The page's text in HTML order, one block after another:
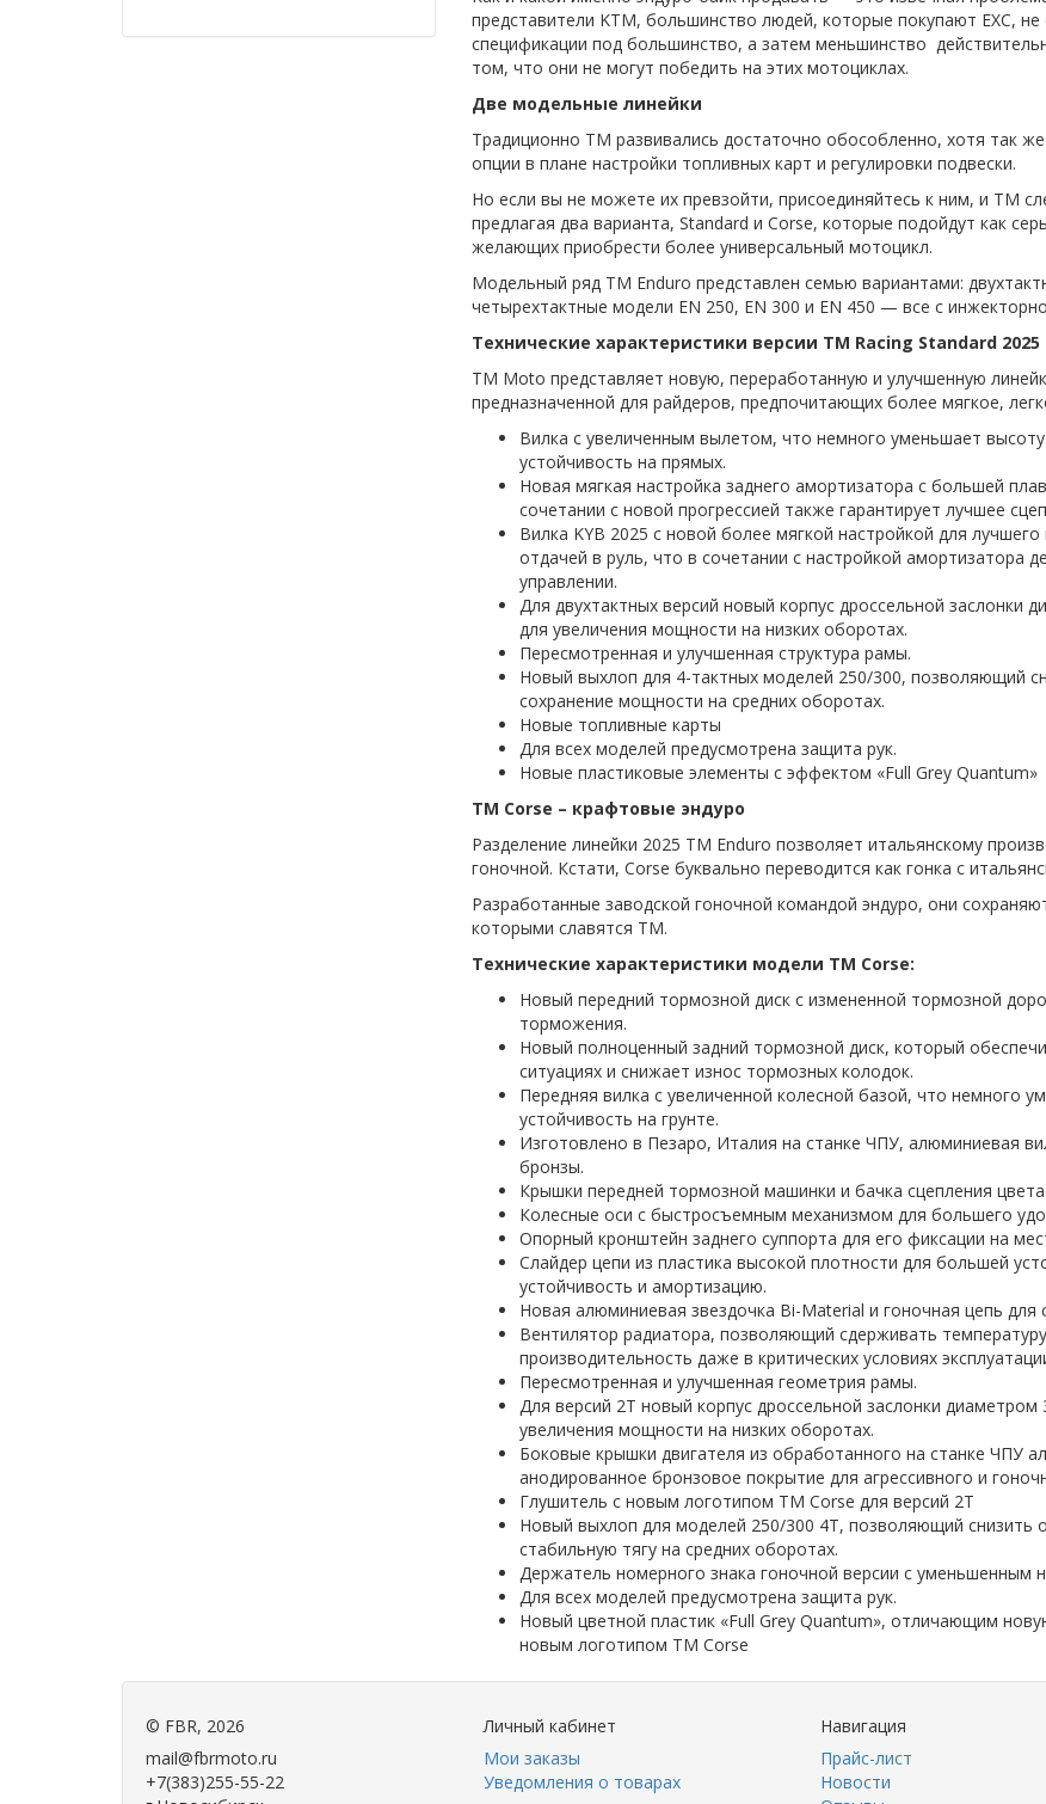
представители KTM, большинство людей, которые покупают EXC,
спецификации под большинство, а затем меньшинство
том, что они не могут победить на этих мотоциклах.
Две модельные линейки
Традиционно TM развивались достаточно обособленно, хотя так
опции в плане настройки топливных карт и регулировки подвески.
Но если вы не можете их превзойти, присоединяйтесь к ним, и TM
предлагая два варианта, Standard и Corse, которые подойдут как
желающих приобрести более универсальный мотоцикл.
Модельный ряд TM Enduro представлен семью вариантами:
четырехтактные модели EN 250, EN 300 и EN 450 — все с
Технические характеристики версии TM Racing Standard 2025
TM Moto представляет новую, переработанную и улучшенную
предназначенной для райдеров, предпочитающих более мягкое,
Вилка с увеличенным вылетом, что немного уменьшает
устойчивость на прямых.
Новая мягкая настройка заднего амортизатора с большей
сочетании с новой прогрессией также гарантирует лучшее
Вилка KYB 2025 с новой более мягкой настройкой для
отдачей в руль, что в сочетании с настройкой амортизатора
управлении.
Для двухтактных версий новый корпус дроссельной
для увеличения мощности на низких оборотах.
Пересмотренная и улучшенная структура рамы.
Новый выхлоп для 4-тактных моделей 250/300, позволяющий
сохранение мощности на средних оборотах.
Новые топливные карты
Для всех моделей предусмотрена защита рук.
Новые пластиковые элементы с эффектом «Full Grey Quantum»
TM Corse – крафтовые эндуро
Разделение линейки 2025 TM Enduro позволяет итальянскому
гоночной. Кстати, Corse буквально переводится как гонка с
Разработанные заводской гоночной командой эндуро, они
которыми славятся TM.
Технические характеристики модели TM Corse:
Новый передний тормозной диск с измененной тормозной
торможения.
Новый полноценный задний тормозной диск, который
ситуациях и снижает износ тормозных колодок.
Передняя вилка с увеличенной колесной базой, что немного
устойчивость на грунте.
Изготовлено в Пезаро, Италия на станке ЧПУ, алюминиевая
бронзы.
Крышки передней тормозной машинки и бачка сцепления
Колесные оси с быстросъемным механизмом для большего
Опорный кронштейн заднего суппорта для его фиксации на
Слайдер цепи из пластика высокой плотности для большей
устойчивость и амортизацию.
Новая алюминиевая звездочка Bi-Material и гоночная цепь для
Вентилятор радиатора, позволяющий сдерживать
производительность даже в критических условиях
Пересмотренная и улучшенная геометрия рамы.
Для версий 2T новый корпус дроссельной заслонки
увеличения мощности на низких оборотах.
Боковые крышки двигателя из обработанного на станке ЧПУ
анодированное бронзовое покрытие для агрессивного и
Глушитель с новым логотипом TM Corse для версий 2T
Новый выхлоп для моделей 250/300 4T, позволяющий снизить
стабильную тягу на средних оборотах.
Держатель номерного знака гоночной версии с уменьшенным
Для всех моделей предусмотрена защита рук.
Новый цветной пластик «Full Grey Quantum», отличающим
новым логотипом TM Corse
© FBR, 2026
mail@fbrmoto.ru
+7(383)255-55-22
Личный кабинет
Мои заказы
Уведомления о товарах
Навигация
Прайс-лист
Новости